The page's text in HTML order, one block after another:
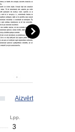
Aizvērt
Lpp.
3